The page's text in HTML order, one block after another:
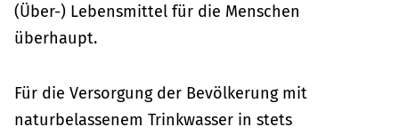
(Über-) Lebensmittel für die Menschen
überhaupt.
Für die Versorgung der Bevölkerung mit
naturbelassenem Trinkwasser in stets